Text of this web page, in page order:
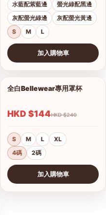
水藍配紫藍邊
螢光綠配黑邊
灰配螢光綠邊
灰配螢光黃邊
S
M L
加入購物車
查看圖片
全白Bellewear專用罩杯
HKD $144 HKD $240
S M L
XL
4碼
2碼
加入購物車